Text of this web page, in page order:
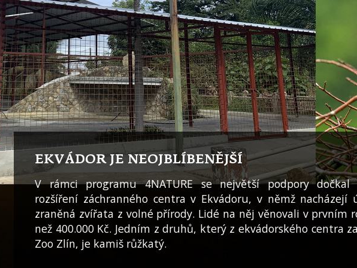
EKVÁDOR JE NEOJBLÍBENĚJŠÍ
V rámci programu 4NATURE se největší podpory dočkal
rozšíření záchranného centra v Ekvádoru, v němž nacházejí
zraněná zvířata z volné přírody. Lidé na něj věnovali v prvním
než 400.000 Kč. Jedním z druhů, který z ekvádorského centra
Zoo Zlín, je kamiš růžkatý.